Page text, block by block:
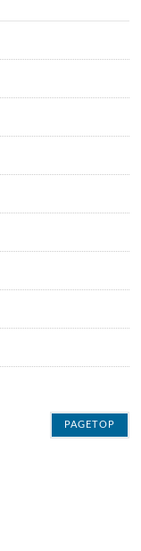
PAGETOP